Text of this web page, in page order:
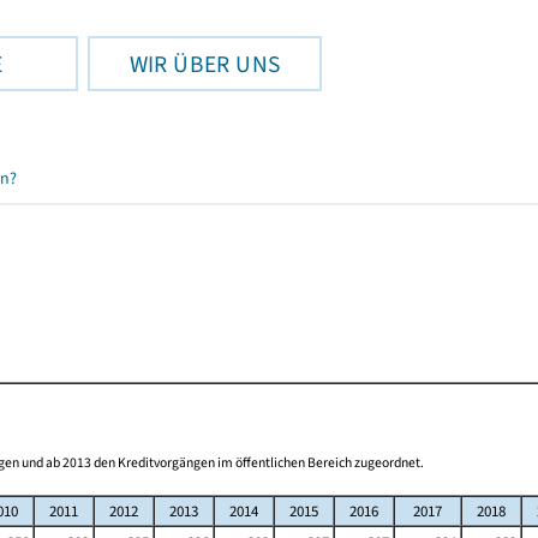
WIR ÜBER UNS
und ab 2013 den Kreditvorgängen im öffentlichen Bereich zugeordnet.
2011 2012 2013 2014 2015 2016 2017 2018